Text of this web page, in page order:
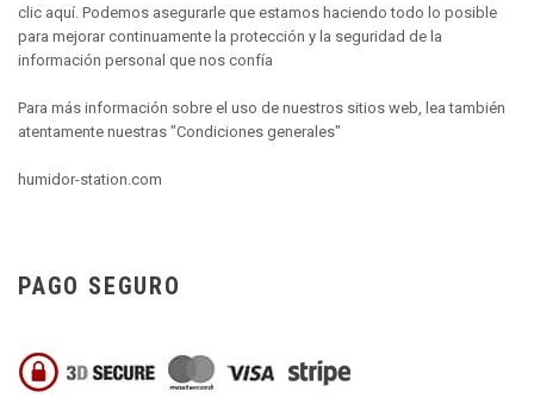
clic aquí. Podemos asegurarle que estamos haciendo todo lo posible
para mejorar continuamente la protección y la seguridad de la
información personal que nos confía
Para más información sobre el uso de nuestros sitios web, lea también
atentamente nuestras "Condiciones generales"
humidor-station.com
PAGO SEGURO